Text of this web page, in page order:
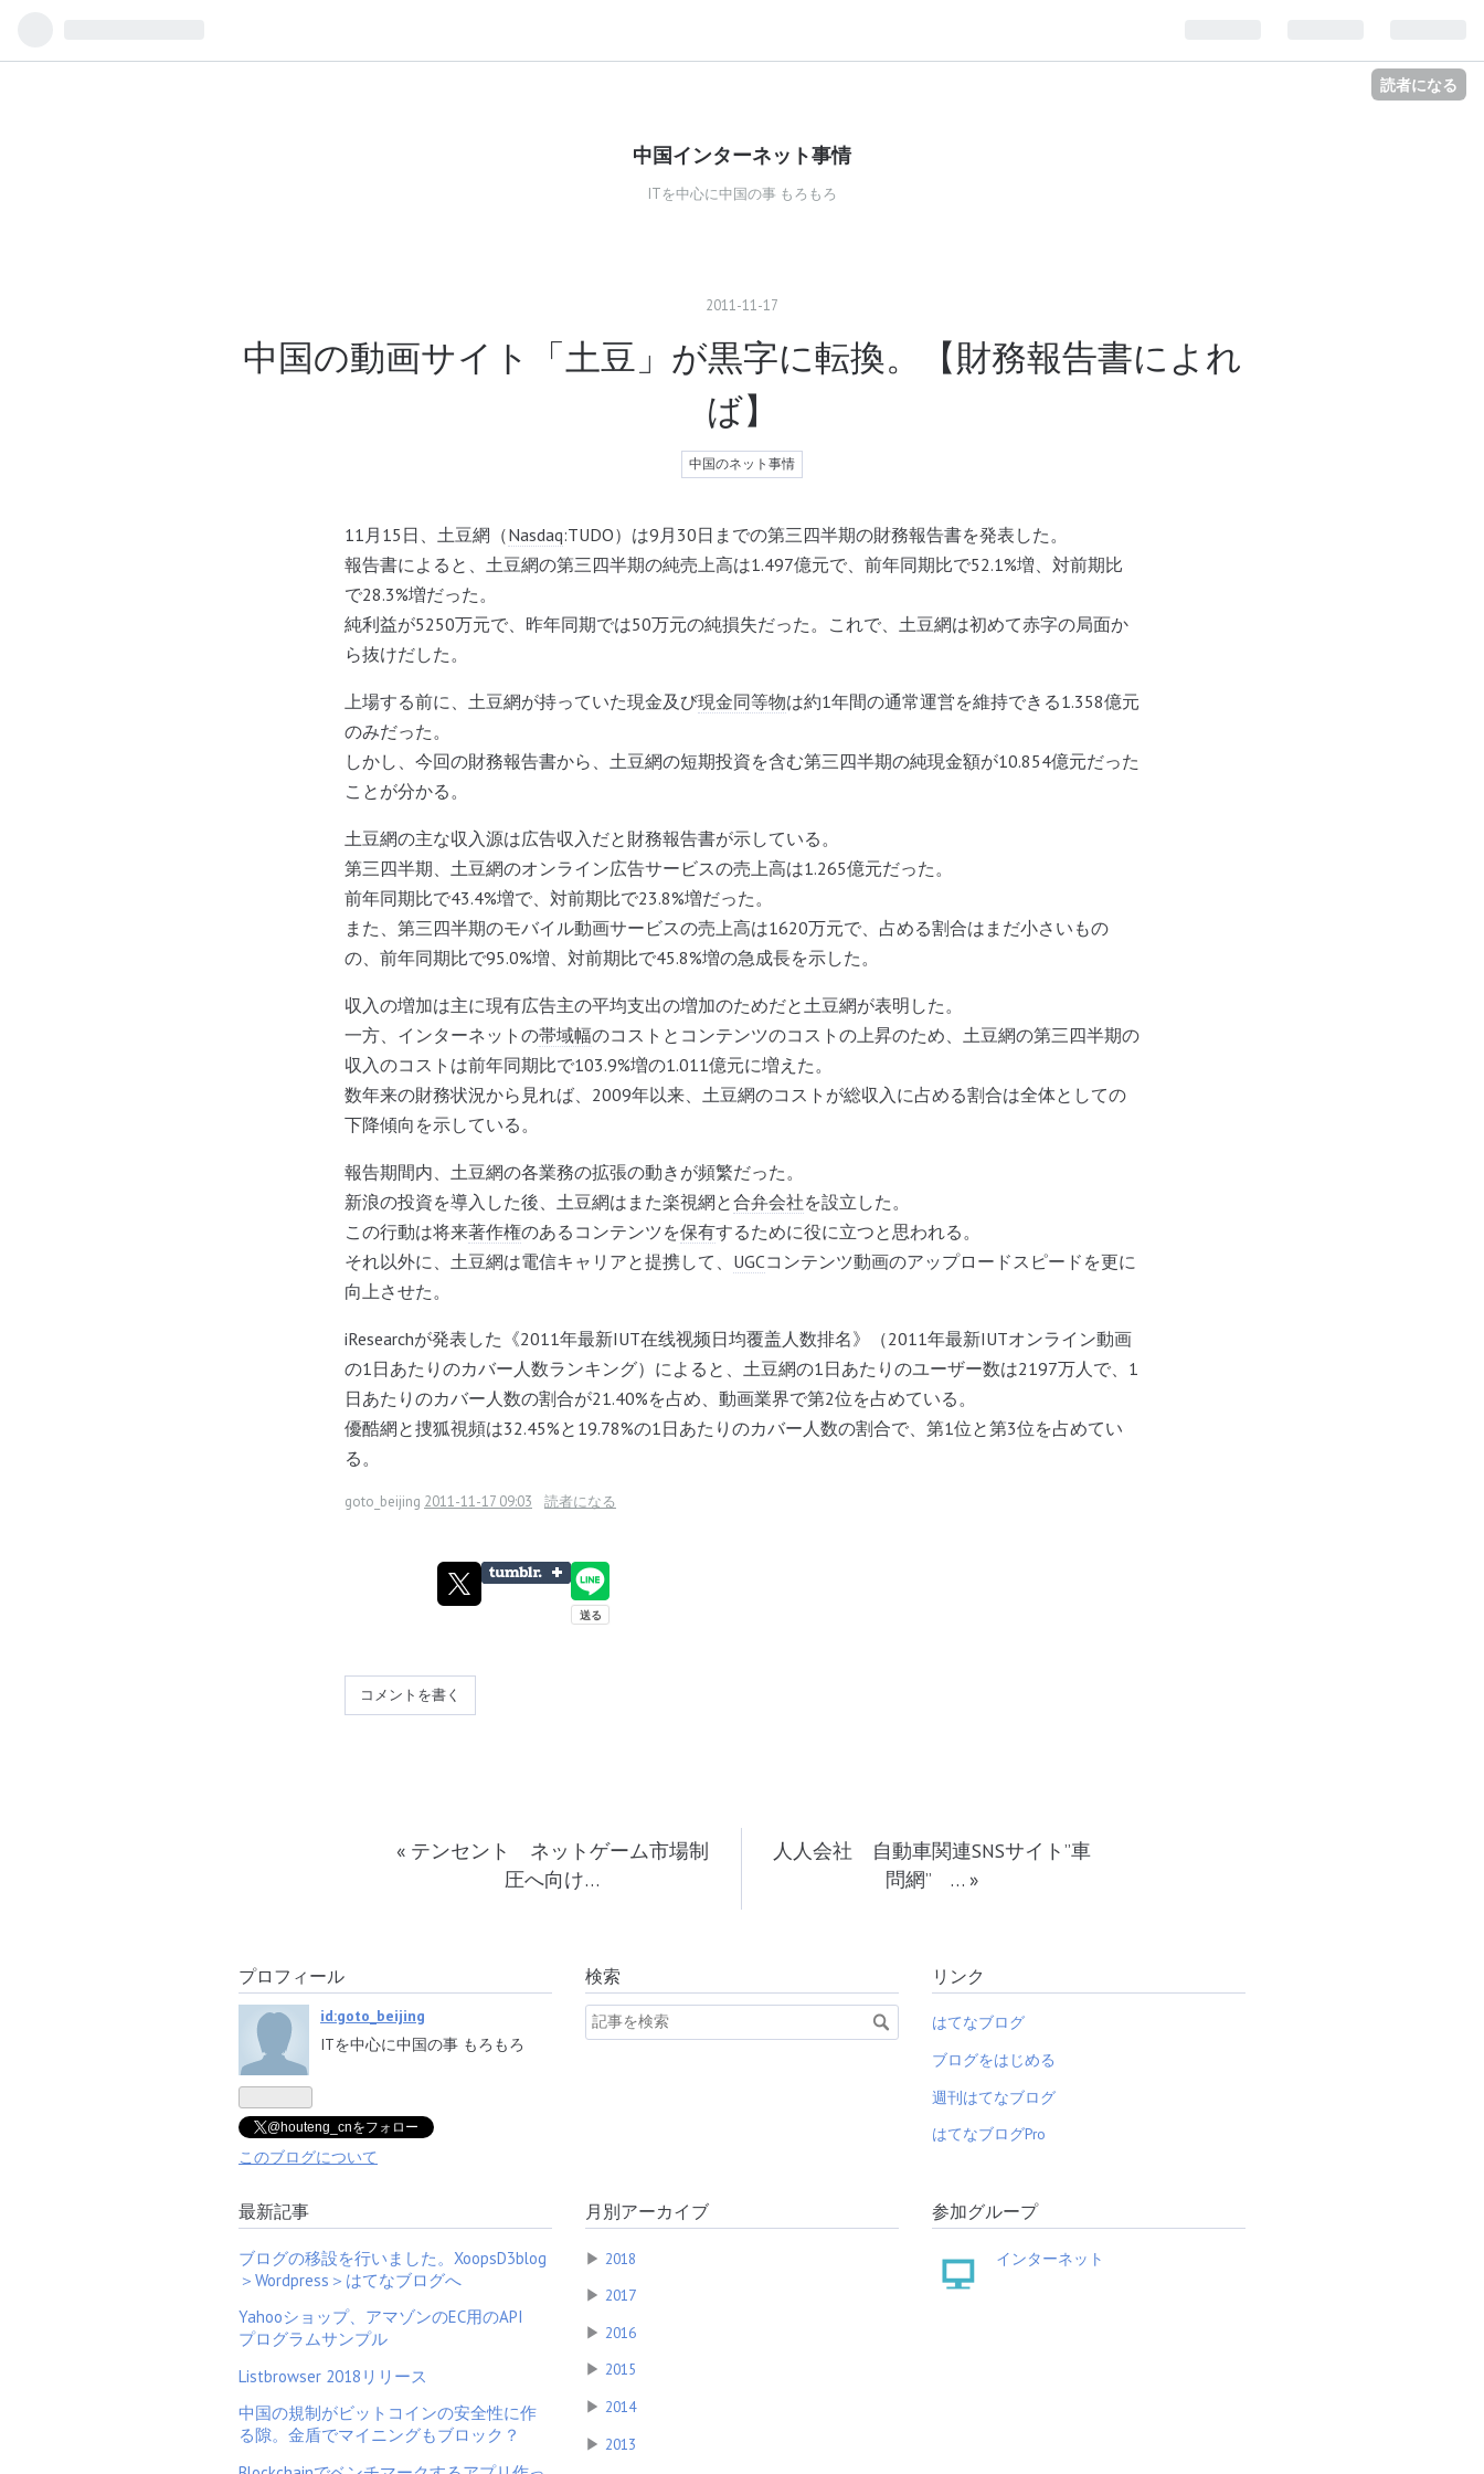
読者になる
中国インターネット事情
ITを中心に中国の事 もろもろ
2011-11-17
中国の動画サイト「土豆」が黒字に転換。【財務報告書によれ
ば】
中国のネット事情
11月15日、土豆網（Nasdaq:TUDO）は9月30日までの第三四半期の財務報告書を発表した。
報告書によると、土豆網の第三四半期の純売上高は1.497億元で、前年同期比で52.1%増、対前期比
で28.3%増だった。
純利益が5250万元で、昨年同期では50万元の純損失だった。これで、土豆網は初めて赤字の局面か
ら抜けだした。
上場する前に、土豆網が持っていた現金及び現金同等物は約1年間の通常運営を維持できる1.358億元
のみだった。
しかし、今回の財務報告書から、土豆網の短期投資を含む第三四半期の純現金額が10.854億元だった
ことが分かる。
土豆網の主な収入源は広告収入だと財務報告書が示している。
第三四半期、土豆網のオンライン広告サービスの売上高は1.265億元だった。
前年同期比で43.4%増で、対前期比で23.8%増だった。
また、第三四半期のモバイル動画サービスの売上高は1620万元で、占める割合はまだ小さいもの
の、前年同期比で95.0%増、対前期比で45.8%増の急成長を示した。
収入の増加は主に現有広告主の平均支出の増加のためだと土豆網が表明した。
一方、インターネットの帯域幅のコストとコンテンツのコストの上昇のため、土豆網の第三四半期の
収入のコストは前年同期比で103.9%増の1.011億元に増えた。
数年来の財務状況から見れば、2009年以来、土豆網のコストが総収入に占める割合は全体としての
下降傾向を示している。
報告期間内、土豆網の各業務の拡張の動きが頻繁だった。
新浪の投資を導入した後、土豆網はまた楽視網と合弁会社を設立した。
この行動は将来著作権のあるコンテンツを保有するために役に立つと思われる。
それ以外に、土豆網は電信キャリアと提携して、 UGCコンテンツ動画のアップロードスピードを更に
向上させた。
iResearchが発表した《2011年最新IUT在线视频日均覆盖人数排名》（2011年最新IUTオンライン動画
の1日あたりのカバー人数ランキング）によると、土豆網の1日あたりのユーザー数は2197万人で、1
日あたりのカバー人数の割合が21.40%を占め、動画業界で第2位を占めている。
優酷網と捜狐視頻は32.45%と19.78%の1日あたりのカバー人数の割合で、第1位と第3位を占めてい
る。
goto_beijing 2011-11-17 09:03 読者になる
コメントを書く
« テンセント ネットゲーム市場制
圧へ向け…
人人会社 自動車関連SNSサイト”車
問網” … »
プロフィール
id:goto_beijing
ITを中心に中国の事 もろもろ
@houteng_cnをフォロー
このブログについて
検索 リンク
はてなブログ
ブログをはじめる
週刊はてなブログ
はてなブログPro
最新記事
ブログの移設を行いました。XoopsD3blog
＞Wordpress＞はてなブログへ
Yahooショップ、アマゾンのEC用のAPI
プログラムサンプル
Listbrowser 2018リリース
中国の規制がビットコインの安全性に作
る隙。金盾でマイニングもブロック？
月別アーカイブ
▶ 2018
▶ 2017
▶ 2016
▶ 2015
▶ 2014
▶ 2013
参加グループ
インターネット